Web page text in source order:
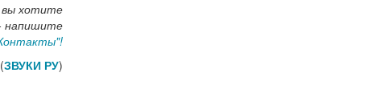
вы хотите
напишите
ЗВУКИ РУ)